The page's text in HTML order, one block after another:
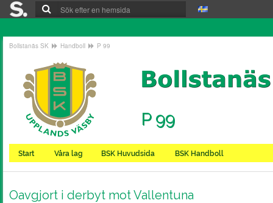
Bollstanäs SK Handboll P 99
P 99
Start Våra lag BSK Huvudsida BSK Handboll
Oavgjort i derbyt mot Vallentuna